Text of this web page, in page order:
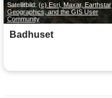
Satellitbild: (c) Esri, Maxar, Earthstar
Geographics, and the GIS User
Community
Badhuset